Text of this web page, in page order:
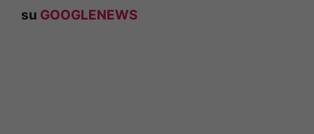
su GOOGLENEWS